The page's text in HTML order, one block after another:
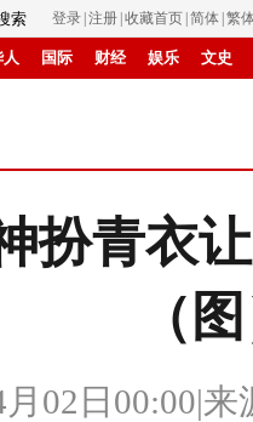
登录 注册 收藏首页 简体 繁
人 国际 财经 娱乐 文史
扮青衣
（
02日00:00|来